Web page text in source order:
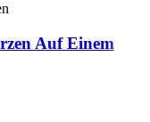
Auf Einem